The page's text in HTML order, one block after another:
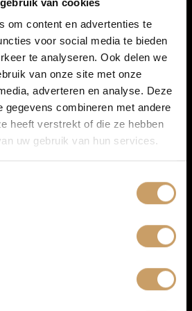
om content en advertenties te
voor social media te bieden
te analyseren. Ook delen we
van onze site met onze
adverteren en analyse. Deze
gegevens combineren met andere
heeft verstrekt of die ze hebben
uw gebruik van hun services.
De Baaij